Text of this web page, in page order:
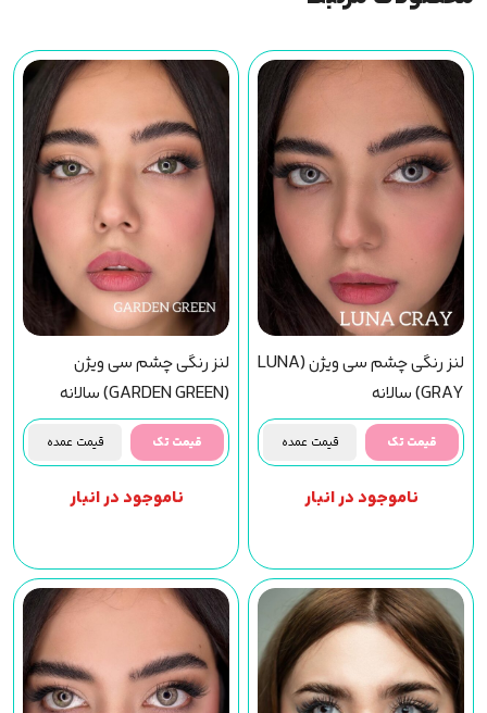
لنز رنگی چشم سی ویژن (LUNA
GRAY) سالانه
قیمت تک قیمت عمده
ناموجود در انبار
لنز رنگی چشم سی ویژن
(GARDEN GREEN) سالانه
قیمت تک قیمت عمده
ناموجود در انبار